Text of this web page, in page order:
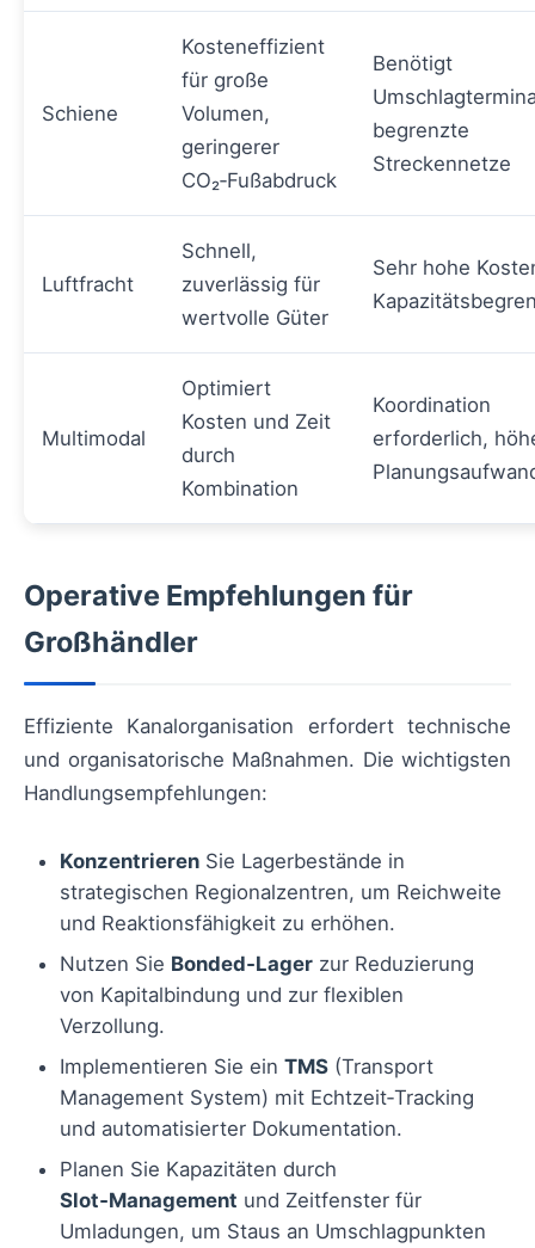
Schiene
Kosteneffizient
für große
Volumen,
geringerer
CO₂‑Fußabdruck
Benötigt
begrenzte
Streckennetze
Luftfracht
Schnell,
zuverlässig für
wertvolle Güter
Sehr hohe
Multimodal
Optimiert
Kosten und Zeit
durch
Kombination
Koordination
erforderlich,
Operative Empfehlungen für
Großhändler
Effiziente Kanalorganisation erfordert technische
und organisatorische Maßnahmen. Die wichtigsten
Handlungsempfehlungen:
Konzentrieren Sie Lagerbestände in
strategischen Regionalzentren, um Reichweite
und Reaktionsfähigkeit zu erhöhen.
Nutzen Sie Bonded‑Lager zur Reduzierung
von Kapitalbindung und zur flexiblen
Verzollung.
Implementieren Sie ein TMS (Transport
Management System) mit Echtzeit‑Tracking
und automatisierter Dokumentation.
Planen Sie Kapazitäten durch
Slot‑Management und Zeitfenster für
Umladungen, um Staus an Umschlagpunkten